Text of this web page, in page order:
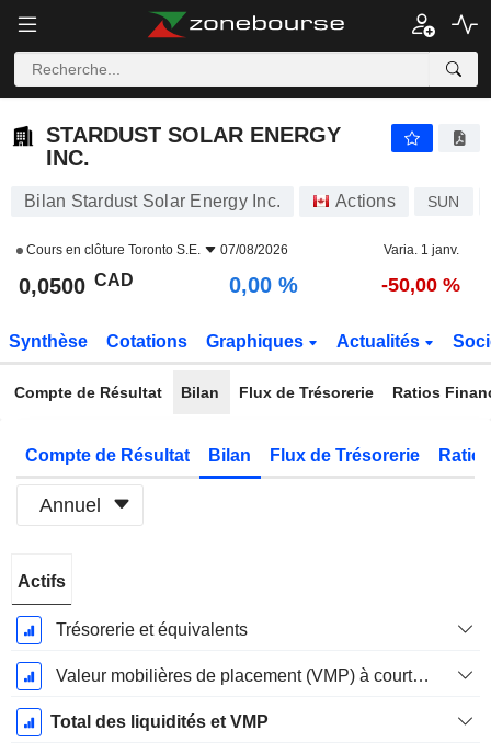
STARDUST SOLAR ENERGY
INC.
Bilan Stardust Solar Energy Inc. Actions SUN
Cours en clôture Toronto S.E. 07/08/2026 Varia. 1 janv.
0,0500 CAD 0,00 % -50,00 %
Synthèse Cotations Graphiques Actualités
Compte de Résultat Bilan Flux de Trésorerie Ratios
Compte de Résultat Bilan Flux de Trésorerie
Annuel
Fiscale:
Décembre
Actifs
Trésorerie et équivalents
Valeur mobilières de placement (VMP) à court terme
Total des liquidités et VMP